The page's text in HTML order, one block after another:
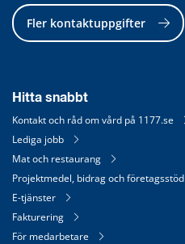
Fler kontaktuppgifter
Hitta snabbt
Kontakt och råd om vård på 1177.se
Lediga jobb
Mat och restaurang
Projektmedel, bidrag och företagsstöd
E-tjänster
Fakturering
För medarbetare